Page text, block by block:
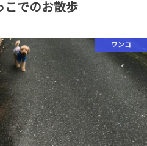
こでのお散歩
ワンコ